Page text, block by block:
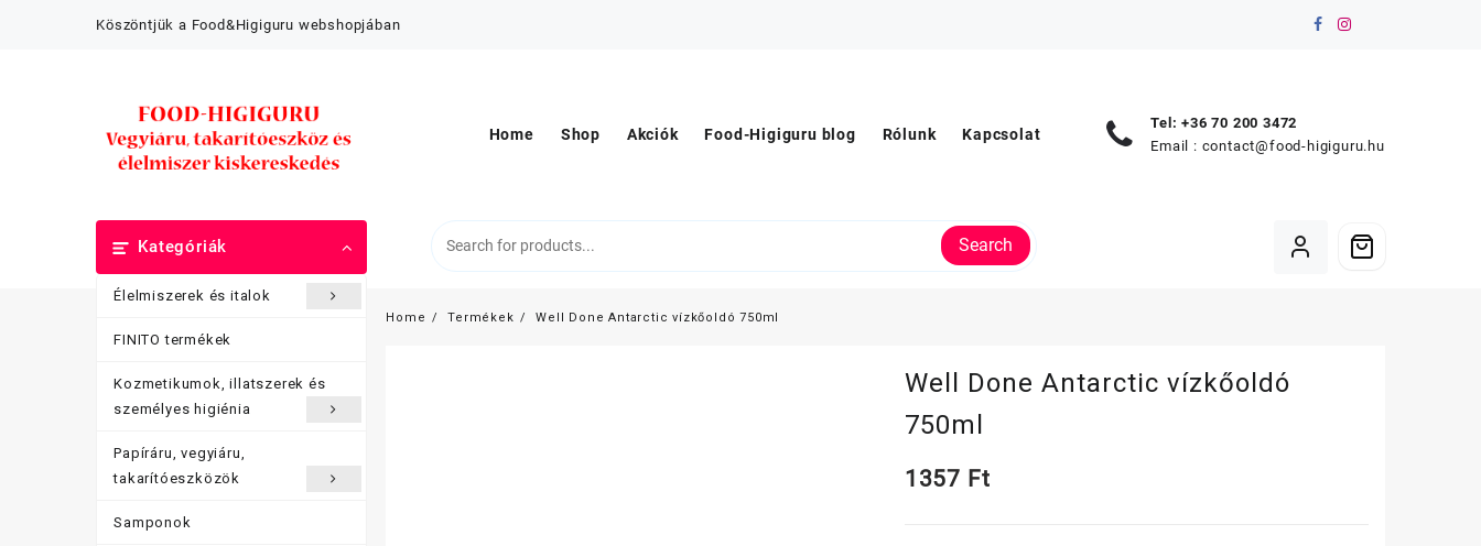
Köszöntjük a Food&Higiguru webshopjában
Home Shop Akciók Food-Higiguru blog Rólunk Kapcsolat
Tel: +36 70 200 3472
Email : contact@food-higiguru.hu
Kategóriák
Élelmiszerek és italok
FINITO termékek
Kozmetikumok, illatszerek és
személyes higiénia
Papíráru, vegyiáru,
takarítóeszközök
Samponok
Search
Home Termékek Well Done Antarctic vízkőoldó 750ml
Well Done Antarctic vízkőoldó
750ml
1357 Ft